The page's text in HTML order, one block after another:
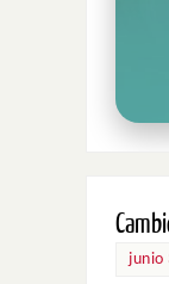
junio